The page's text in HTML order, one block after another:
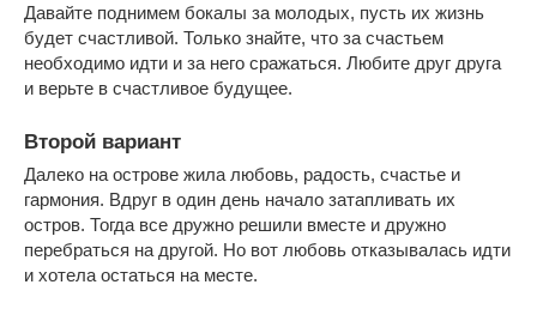
Давайте поднимем бокалы за молодых, пусть их жизнь
будет счастливой. Только знайте, что за счастьем
необходимо идти и за него сражаться. Любите друг друга
и верьте в счастливое будущее.
Второй вариант
Далеко на острове жила любовь, радость, счастье и
гармония. Вдруг в один день начало затапливать их
остров. Тогда все дружно решили вместе и дружно
перебраться на другой. Но вот любовь отказывалась идти
и хотела остаться на месте.